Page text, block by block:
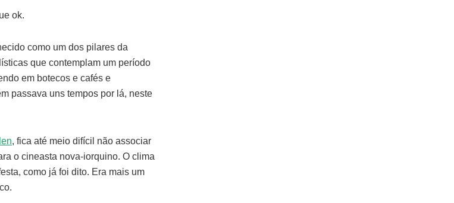
ok.
como um dos pilares da
que contemplam um período
em botecos e cafés e
passava uns tempos por lá, neste
, fica até meio difícil não associar
o cineasta nova-iorquino. O clima
como já foi dito. Era mais um